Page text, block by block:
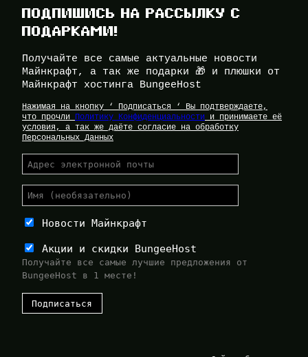
ПОДПИШИСЬ НА РАССЫЛКУ С
ПОДАРКАМИ!
Получайте все самые актуальные новости
Майнкрафт, а так же подарки 🎁 и плюшки от
Майнкрафт хостинга BungeeHost
Нажимая на кнопку ‘ Подписаться ‘ Вы подтверждаете,
что прочли Политику Конфиденциальности и принимаете её
условия, а так же даёте согласие на обработку
Персональных Данных
Новости Майнкрафт
Акции и скидки BungeeHost
Получайте все самые лучшие предложения от
BungeeHost в 1 месте!